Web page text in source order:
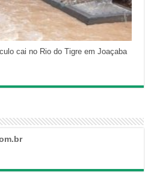
cai no Rio do Tigre em Joaçaba